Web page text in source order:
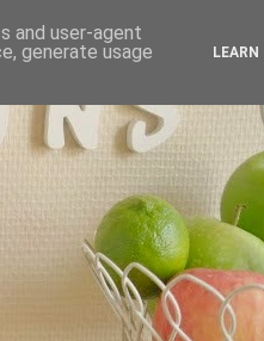
and user-agent
generate usage
LEARN